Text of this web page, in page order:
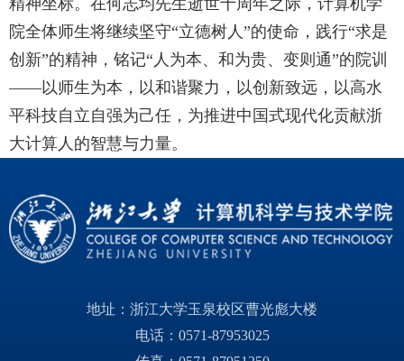
精神坐标。在何志均先生逝世十周年之际，计算机学
院全体师生将继续坚守“立德树人”的使命，践行“求是
创新”的精神，铭记“人为本、和为贵、变则通”的院训
——以师生为本，以和谐聚力，以创新致远，以高水
平科技自立自强为己任，为推进中国式现代化贡献浙
大计算人的智慧与力量。
地址：浙江大学玉泉校区曹光彪大楼
电话：0571-87953025